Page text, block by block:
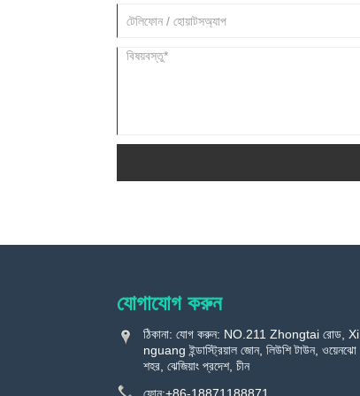
যোগাযোগ করুন
ঠিকানা: যোগ করুন: NO.211 Zhongtai রোড, Xi
nguang ইন্ডাস্ট্রিয়াল জোন, লিউশি টাউন, ওয়েনঝো
শহর, ঝেজিয়াং প্রদেশ, চীন